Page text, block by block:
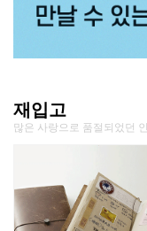
재입고
많은 사랑으로 품절되었던